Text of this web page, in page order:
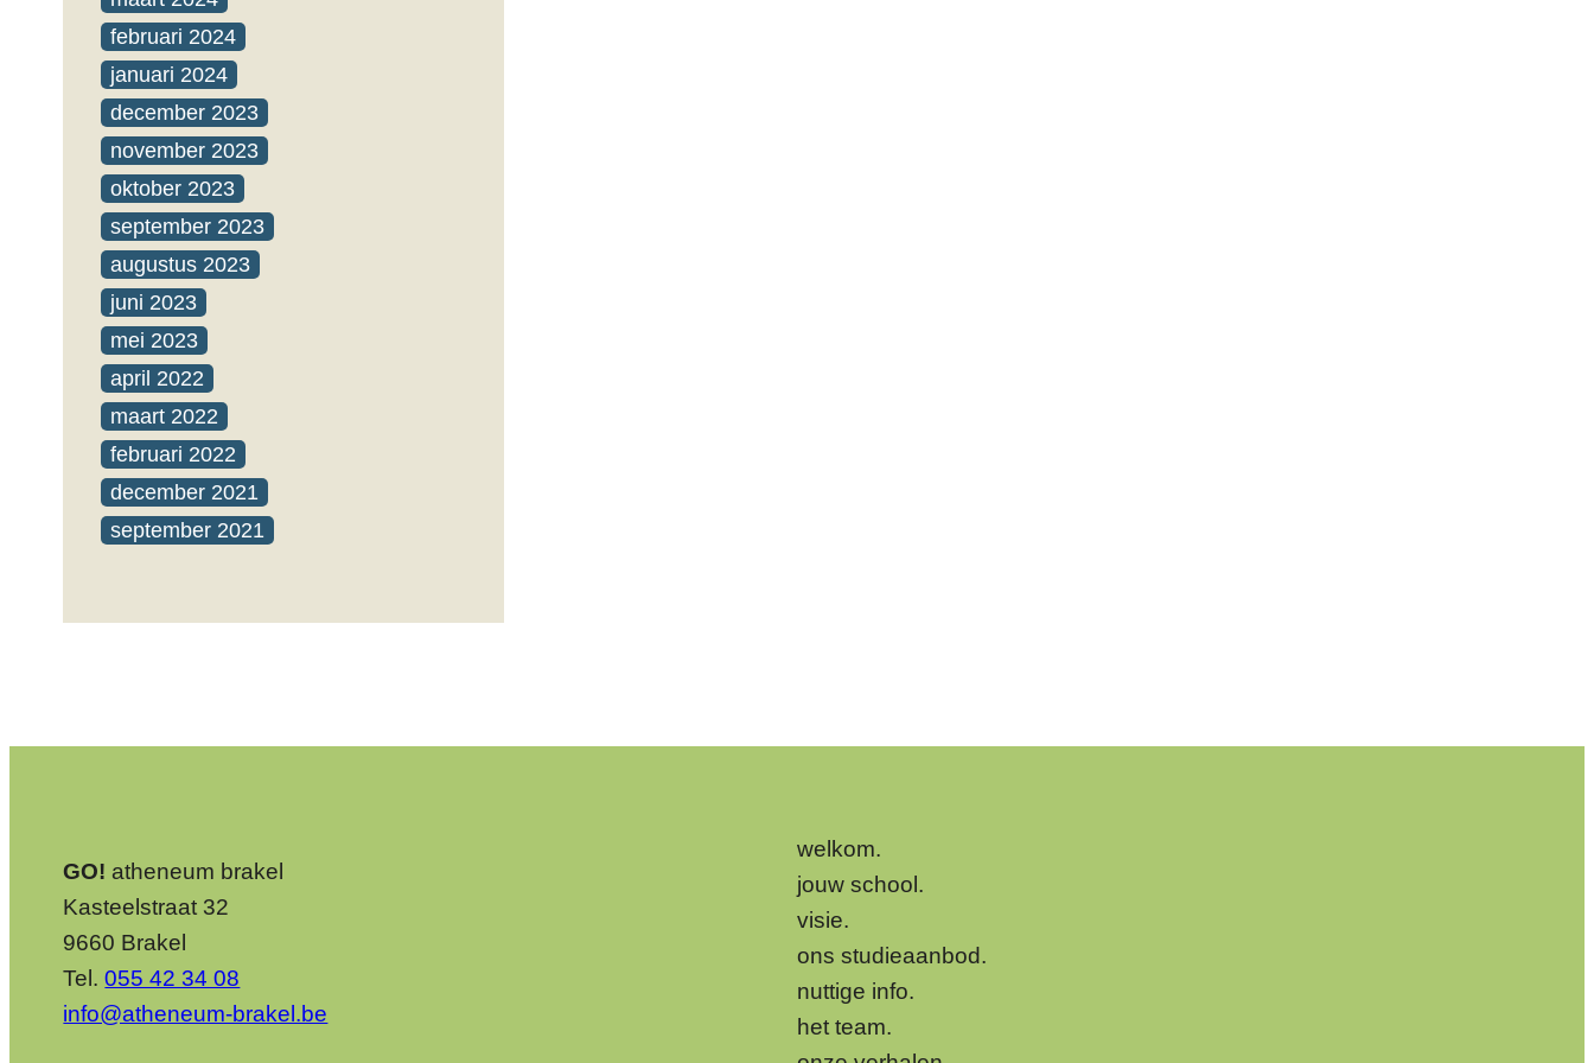
februari 2024
januari 2024
december 2023
november 2023
oktober 2023
september 2023
augustus 2023
juni 2023
mei 2023
april 2022
maart 2022
februari 2022
december 2021
september 2021
GO! atheneum brakel
Kasteelstraat 32
9660 Brakel
Tel.055 42 34 08
info@atheneum-brakel.be
welkom.
jouw school.
visie.
ons studieaanbod.
nuttige info.
het team.